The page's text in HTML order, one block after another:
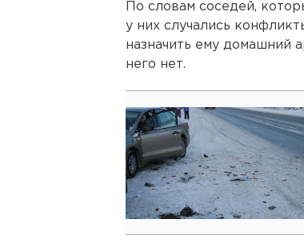
По словам соседей,
у них случались
назначить ему домашний
него нет.